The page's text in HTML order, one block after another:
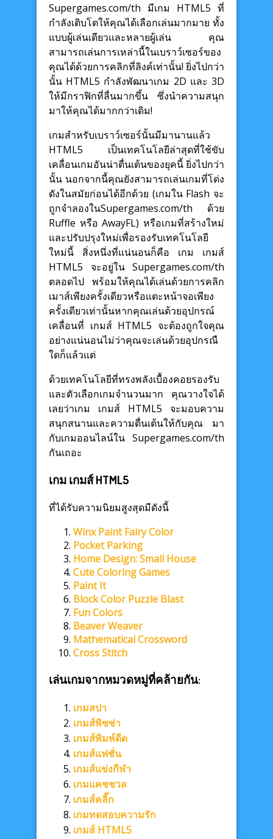
Supergames.com/th มีเกม HTML5 ที่
กำลังเติบโตให้คุณได้เลือกเล่นมากมาย ทั้ง
แบบผู้เล่นเดียวและหลายผู้เล่น คุณ
สามารถเล่นการเหล่านี้ในเบราว์เซอร์ของ
คุณได้ด้วยการคลิกที่ลิงค์เท่านั้น! ยิ่งไปกว่า
นั้น HTML5 กำลังพัฒนาเกม 2D และ 3D
ให้มีกราฟิกที่ลื่นมากขึ้น ซึ่งนำความสนุก
มาให้คุณได้มากกว่าเดิม!
เกมสำหรับเบราว์เซอร์นั้นมีมานานแล้ว
HTML5 เป็นเทคโนโลยีล่าสุดที่ใช้ขับ
เคลื่อนเกมอันน่าตื่นเต้นของยุคนี้ ยิ่งไปกว่า
นั้น นอกจากนี้คุณยังสามารถเล่นเกมที่โด่ง
ดังในสมัยก่อนได้อีกด้วย (เกมใน Flash จะ
ถูกจำลองในSupergames.com/th ด้วย
Ruffle หรือ AwayFL) หรือเกมที่สร้างใหม่
และปรับปรุงใหม่เพื่อรองรับเทคโนโลยี
ใหม่นี้ สิ่งหนึ่งที่แน่นอนก็คือ เกม เกมส์
HTML5 จะอยู่ใน Supergames.com/th
ตลอดไป พร้อมให้คุณได้เล่นด้วยการคลิก
เมาส์เพียงครั้งเดียวหรือแตะหน้าจอเพียง
ครั้งเดียวเท่านั้นหากคุณเล่นด้วยอุปกรณ์
เคลื่อนที่ เกมส์ HTML5 จะต้องถูกใจคุณ
อย่างแน่นอนไม่ว่าคุณจะเล่นด้วยอุปกรณื
ใดก็แล้วแต่
ด้วยเทคโนโลยีที่ทรงพลังเบื้องคอยรองรับ
และตัวเลือกเกมจำนวนมาก คุณวางใจได้
เลยว่าเกม เกมส์ HTML5 จะมอบความ
สนุกสนานและความตื่นเต้นให้กับคุณ มา
กับเกมออนไลน์ใน Supergames.com/th
กันเถอะ
เกม เกมส์ HTML5
ที่ได้รับความนิยมสูงสุดมีดังนี้
Winx Paint Fairy Color
Pocket Parking
Home Design: Small House
Cute Coloring Games
Paint It
Block Color Puzzle Blast
Fun Colors
Beaver Weaver
Mathematical Crossword
Cross Stitch
เล่นเกมจากหมวดหมู่ที่คล้ายกัน:
เกมสปา
เกมส์พิซซ่า
เกมส์พิมพ์ดีด
เกมส์แฟชั่น
เกมส์แข่งกีฬา
เกมแคชชวล
เกมส์คลิ๊ก
เกมทดสอบความรัก
เกมส์ HTML5